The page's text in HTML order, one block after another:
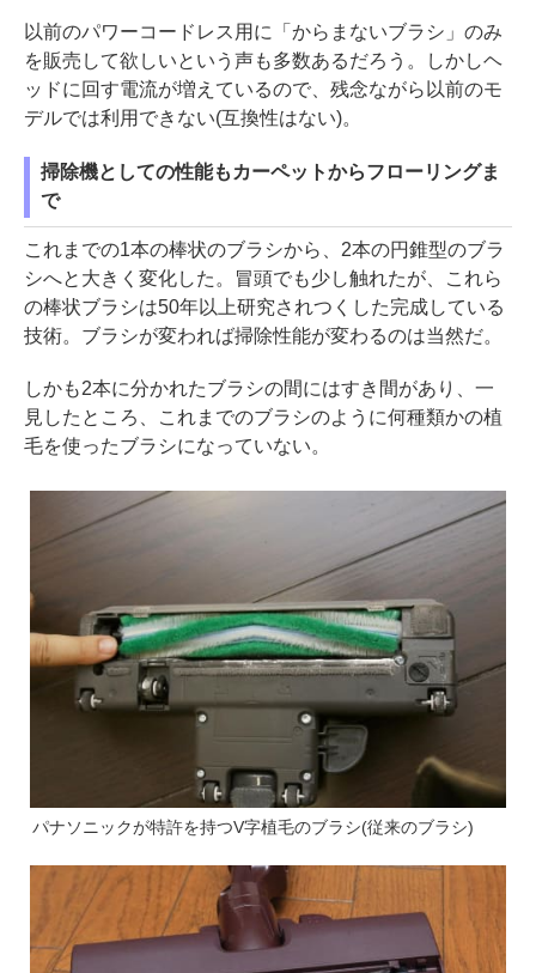
以前のパワーコードレス用に「からまないブラシ」のみ
を販売して欲しいという声も多数あるだろう。しかしヘ
ッドに回す電流が増えているので、残念ながら以前のモ
デルでは利用できない(互換性はない)。
掃除機としての性能もカーペットからフローリングま
で
これまでの1本の棒状のブラシから、2本の円錐型のブラ
シへと大きく変化した。冒頭でも少し触れたが、これら
の棒状ブラシは50年以上研究されつくした完成している
技術。ブラシが変われば掃除性能が変わるのは当然だ。
しかも2本に分かれたブラシの間にはすき間があり、一
見したところ、これまでのブラシのように何種類かの植
毛を使ったブラシになっていない。
パナソニックが特許を持つV字植毛のブラシ(従来のブラシ)